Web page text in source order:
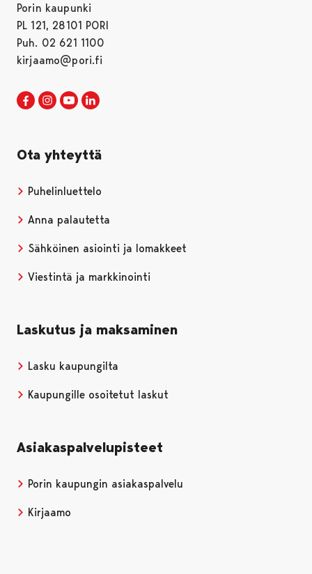
Porin kaupunki
PL 121, 28101 PORI
Puh. 02 621 1100
kirjaamo@pori.fi
Porin kaupunki Facebookissa
Avautuu uudessa välilehdessä
Porin kaupunki Instagramissa
Avautuu uudessa välilehdessä
Porin kaupunki Youtubessa
Avautuu uudessa välilehdessä
Ota yhteyttä
Puhelinluettelo
Anna palautetta
Sähköinen asiointi ja lomakkeet
Viestintä ja markkinointi
Laskutus ja maksaminen
Lasku kaupungilta
Kaupungille osoitetut laskut
Asiakaspalvelupisteet
Porin kaupungin asiakaspalvelu
Kirjaamo